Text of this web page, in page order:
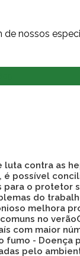
nossos
luta contra as
é possível
para o protetor
do
melhora
no verão
com maior
fumo -
pelo